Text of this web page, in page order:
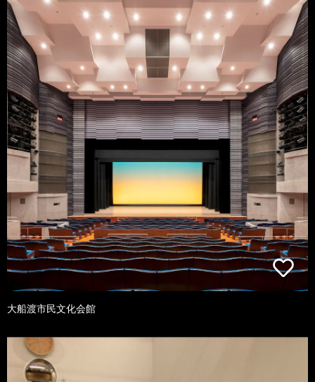
大船渡市民文化会館